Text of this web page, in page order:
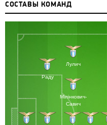
CОСТАВЫ КОМАНД
Раду
Мілінкович-
Савич
Лулич